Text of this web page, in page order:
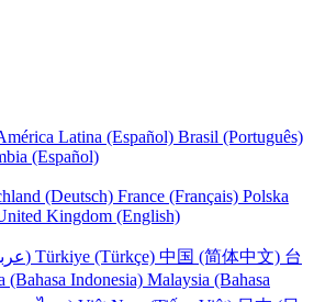
Latina (Español) Brasil (Português)
(Español)
(Deutsch) France (Français) Polska
Kingdom (English)
UAE (عربي) Türkiye (Türkçe) 中国 (简体中文) 台
(Bahasa Indonesia) Malaysia (Bahasa